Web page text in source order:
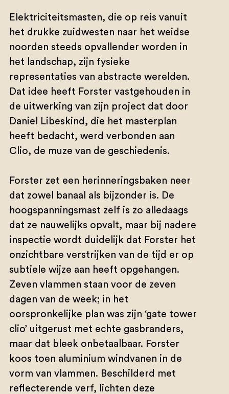
Elektriciteitsmasten, die op reis vanuit
het drukke zuidwesten naar het weidse
noorden steeds opvallender worden in
het landschap, zijn fysieke
representaties van abstracte werelden.
Dat idee heeft Forster vastgehouden in
de uitwerking van zijn project dat door
Daniel Libeskind, die het masterplan
heeft bedacht, werd verbonden aan
Clio, de muze van de geschiedenis.
Forster zet een herinneringsbaken neer
dat zowel banaal als bijzonder is. De
hoogspanningsmast zelf is zo alledaags
dat ze nauwelijks opvalt, maar bij nadere
inspectie wordt duidelijk dat Forster het
onzichtbare verstrijken van de tijd er op
subtiele wijze aan heeft opgehangen.
Zeven vlammen staan voor de zeven
dagen van de week; in het
oorspronkelijke plan was zijn ‘gate tower
clio’ uitgerust met echte gasbranders,
maar dat bleek onbetaalbaar. Forster
koos toen aluminium windvanen in de
vorm van vlammen. Beschilderd met
reflecterende verf, lichten deze